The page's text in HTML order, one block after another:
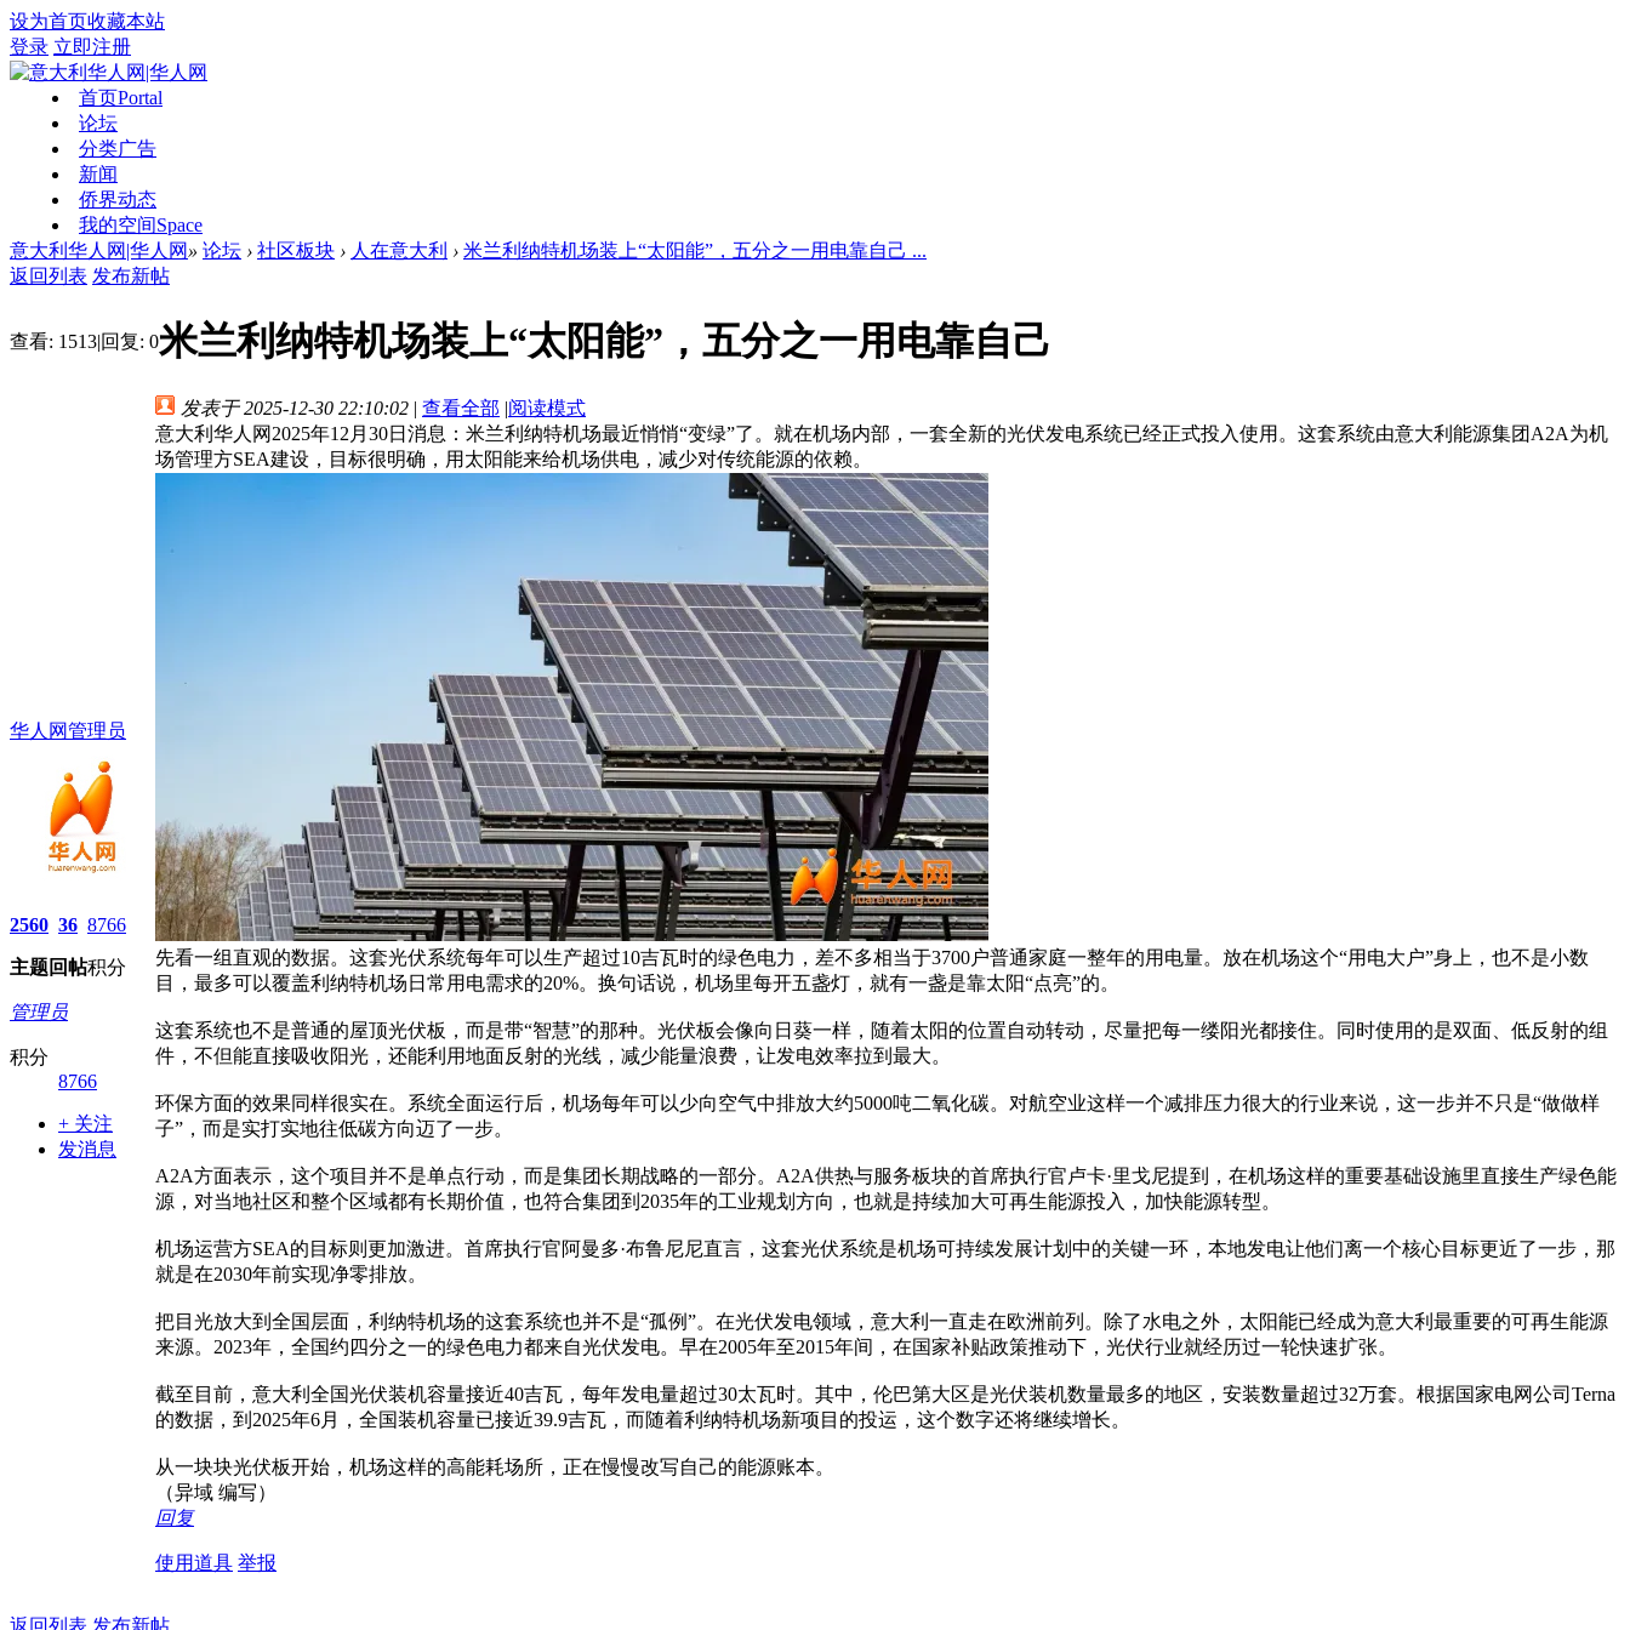
设为首页收藏本站
登录 立即注册
首页Portal
论坛
分类广告
新闻
侨界动态
我的空间Space
意大利华人网|华人网 » 论坛 › 社区板块 › 人在意大利 › 米兰利纳特机场装上“太阳能”，五分之一用电靠自己 ...
返回列表 发布新帖
查看: 1513|回复: 0米兰利纳特机场装上“太阳能”，五分之一用电靠自己
华人网管理员
2560
主题
36
回帖
8766
积分
管理员
积分
8766
+ 关注
发消息
发表于 2025-12-30 22:10:02 | 查看全部 |阅读模式
意大利华人网2025年12月30日消息：米兰利纳特机场最近悄悄“变绿”了。就在机场内部，一套全新的光伏发电系统已经正式投入使用。这套系统由意大利能源集团A2A为机
场管理方SEA建设，目标很明确，用太阳能来给机场供电，减少对传统能源的依赖。
先看一组直观的数据。这套光伏系统每年可以生产超过10吉瓦时的绿色电力，差不多相当于3700户普通家庭一整年的用电量。放在机场这个“用电大户”身上，也不是小数
目，最多可以覆盖利纳特机场日常用电需求的20%。换句话说，机场里每开五盏灯，就有一盏是靠太阳“点亮”的。
这套系统也不是普通的屋顶光伏板，而是带“智慧”的那种。光伏板会像向日葵一样，随着太阳的位置自动转动，尽量把每一缕阳光都接住。同时使用的是双面、低反射的组
件，不但能直接吸收阳光，还能利用地面反射的光线，减少能量浪费，让发电效率拉到最大。
环保方面的效果同样很实在。系统全面运行后，机场每年可以少向空气中排放大约5000吨二氧化碳。对航空业这样一个减排压力很大的行业来说，这一步并不只是“做做样
子”，而是实打实地往低碳方向迈了一步。
A2A方面表示，这个项目并不是单点行动，而是集团长期战略的一部分。A2A供热与服务板块的首席执行官卢卡·里戈尼提到，在机场这样的重要基础设施里直接生产绿色能
源，对当地社区和整个区域都有长期价值，也符合集团到2035年的工业规划方向，也就是持续加大可再生能源投入，加快能源转型。
机场运营方SEA的目标则更加激进。首席执行官阿曼多·布鲁尼尼直言，这套光伏系统是机场可持续发展计划中的关键一环，本地发电让他们离一个核心目标更近了一步，那
就是在2030年前实现净零排放。
把目光放大到全国层面，利纳特机场的这套系统也并不是“孤例”。在光伏发电领域，意大利一直走在欧洲前列。除了水电之外，太阳能已经成为意大利最重要的可再生能源
来源。2023年，全国约四分之一的绿色电力都来自光伏发电。早在2005年至2015年间，在国家补贴政策推动下，光伏行业就经历过一轮快速扩张。
截至目前，意大利全国光伏装机容量接近40吉瓦，每年发电量超过30太瓦时。其中，伦巴第大区是光伏装机数量最多的地区，安装数量超过32万套。根据国家电网公司Terna
的数据，到2025年6月，全国装机容量已接近39.9吉瓦，而随着利纳特机场新项目的投运，这个数字还将继续增长。
从一块块光伏板开始，机场这样的高能耗场所，正在慢慢改写自己的能源账本。
（异域 编写）
回复
使用道具 举报
返回列表 发布新帖